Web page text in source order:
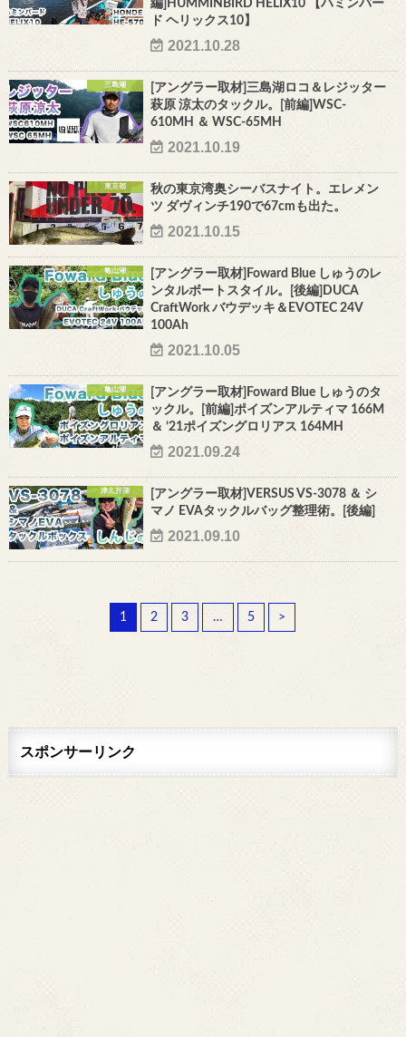
編]HUMMINBIRD HELIX10 【ハミンバー
ド ヘリックス10】
2021.10.28
三島湖
[アングラー取材]三島湖ロコ＆レジッター
萩原 涼太のタックル。[前編]WSC-
610MH ＆ WSC-65MH
2021.10.19
東京都
秋の東京湾奥シーバスナイト。エレメン
ツ ダヴィンチ190で67cmも出た。
2021.10.15
亀山湖
[アングラー取材]Foward Blue しゅうのレ
ンタルボートスタイル。[後編]DUCA
CraftWork バウデッキ＆EVOTEC 24V
100Ah
2021.10.05
亀山湖
[アングラー取材]Foward Blue しゅうのタ
ックル。[前編]ポイズンアルティマ 166M
＆ ’21ポイズングロリアス 164MH
2021.09.24
津久井湖
[アングラー取材]VERSUS VS-3078 ＆ シ
マノ EVAタックルバッグ整理術。[後編]
2021.09.10
1 2 3 … 5 >
スポンサーリンク